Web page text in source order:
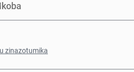
zinazotumika